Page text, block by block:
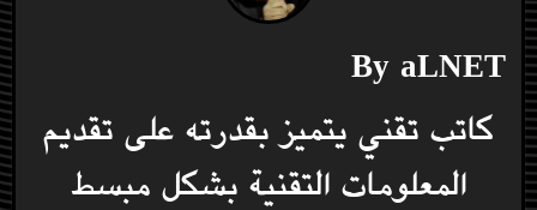
ByaLNET
كاتب تقني يتميز بقدرته على تقديم
المعلومات التقنية بشكل مبسط